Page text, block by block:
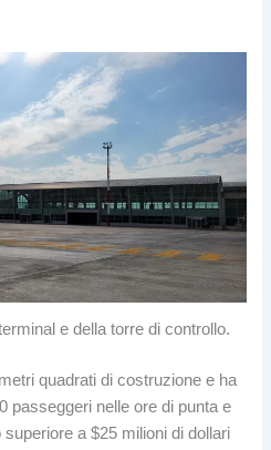
e della torre di controllo.
quadrati di costruzione e ha
passeggeri nelle ore di punta e
a $25 milioni di dollari